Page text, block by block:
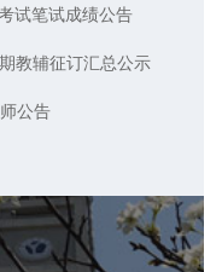
试笔试成绩公告
教辅征订汇总公示
公告